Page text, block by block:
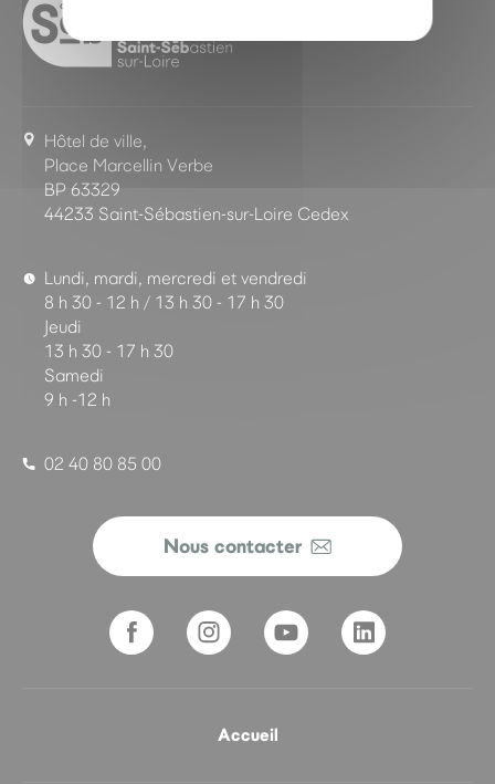
Hôtel de ville,
Place Marcellin Verbe
BP 63329
44233 Saint-Sébastien-sur-Loire Cedex
Lundi, mardi, mercredi et vendredi
8 h 30 - 12 h / 13 h 30 - 17 h 30
Jeudi
13 h 30 - 17 h 30
Samedi
9 h -12 h
02 40 80 85 00
Nous contacter
Accueil